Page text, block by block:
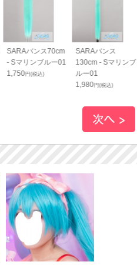
SARAバンス70cm
- Sマリンブルー01
1,750 円(税込)
SARAバンス
130cm - Sマリンブ
ルー01
1,980 円(税込)